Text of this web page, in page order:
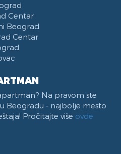
Centar
Beograd
Centar
Na pravom ste
Beogradu - najbolje mesto
Pročitajte više ovde